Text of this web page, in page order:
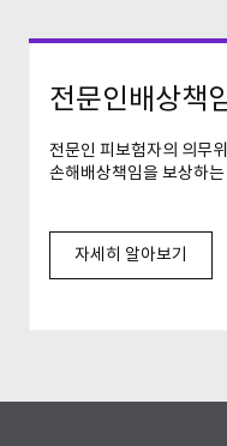
전문인배상책
전문인 피보험자의 의무
손해배상책임을 보상하는
자세히 알아보기